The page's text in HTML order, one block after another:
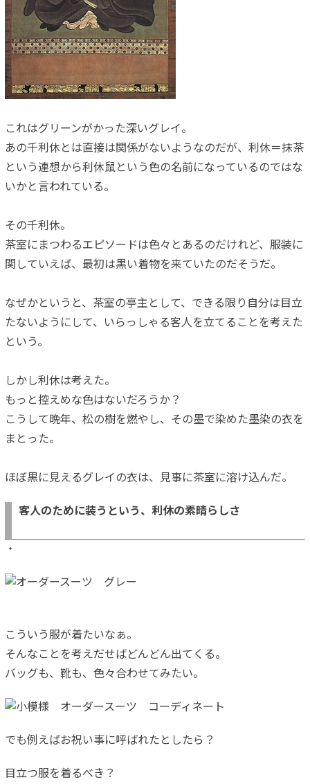
これはグリーンがかった深いグレイ。
あの千利休とは直接は関係がないようなのだが、利休＝抹茶
という連想から利休鼠という色の名前になっているのではな
いかと言われている。
その千利休。
茶室にまつわるエピソードは色々とあるのだけれど、服装に
関していえば、最初は黒い着物を来ていたのだそうだ。
なぜかというと、茶室の亭主として、できる限り自分は目立
たないようにして、いらっしゃる客人を立てることを考えた
という。
しかし利休は考えた。
もっと控えめな色はないだろうか？
こうして晩年、松の樹を燃やし、その墨で染めた墨染の衣を
まとった。
ほぼ黒に見えるグレイの衣は、見事に茶室に溶け込んだ。
客人のために装うという、利休の素晴らしさ
・
こういう服が着たいなぁ。
そんなことを考えだせばどんどん出てくる。
バッグも、靴も、色々合わせてみたい。
でも例えばお祝い事に呼ばれたとしたら？
目立つ服を着るべき？